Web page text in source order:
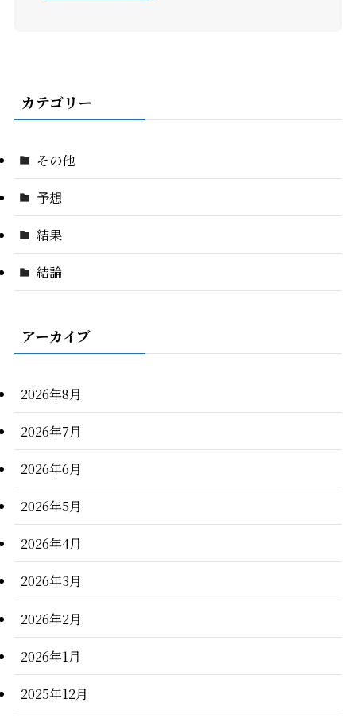
カテゴリー
その他
予想
結果
結論
アーカイブ
2026年8月
2026年7月
2026年6月
2026年5月
2026年4月
2026年3月
2026年2月
2026年1月
2025年12月